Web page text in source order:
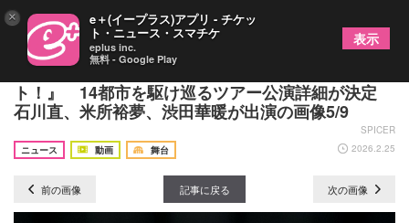
“魅せる”音楽エンターテインメント『blast ブラス
ト！』 14都市を駆け巡るツアー公演詳細が決定
石川直、米所裕夢、渋田華暖が出演の画像5/9
SPICER
ニュース
動画 舞台 2026.2.25
前の画像 記事に戻る 次の画像
× e＋(イープラス)アプリ - チケッ
ト・ニュース・スマチケ
eplus inc.
無料 - Google Play
表示